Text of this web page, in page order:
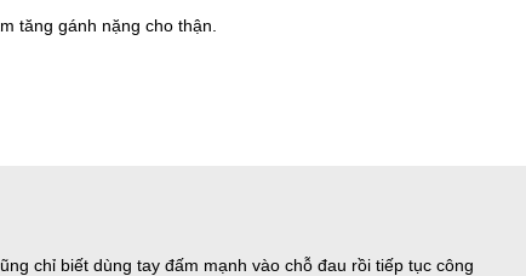
tăng gánh nặng cho thận.
chỉ biết dùng tay đấm mạnh vào chỗ đau rồi tiếp tục công